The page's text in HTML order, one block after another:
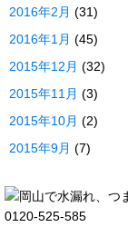
2016年2月 (31)
2016年1月 (45)
2015年12月 (32)
2015年11月 (3)
2015年10月 (2)
2015年9月 (7)